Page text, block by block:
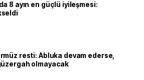
8 ayın en güçlü iyileşmesi:
resti: Abluka devam ederse,
olmayacak